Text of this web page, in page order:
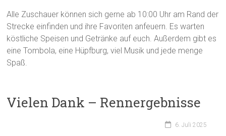
Alle Zuschauer können sich gerne ab 10:00 Uhr am Rand der
Strecke einfinden und ihre Favoriten anfeuern. Es warten
köstliche Speisen und Getränke auf euch. Außerdem gibt es
eine Tombola, eine Hüpfburg, viel Musik und jede menge
Spaß.
Vielen Dank – Rennergebnisse
6. Juli 2025